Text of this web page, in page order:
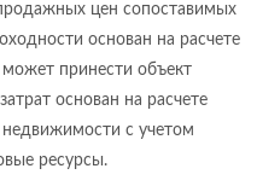
цен сопоставимых
основан на расчете
принести объект
основан на расчете
недвижимости с учетом
ресурсы.